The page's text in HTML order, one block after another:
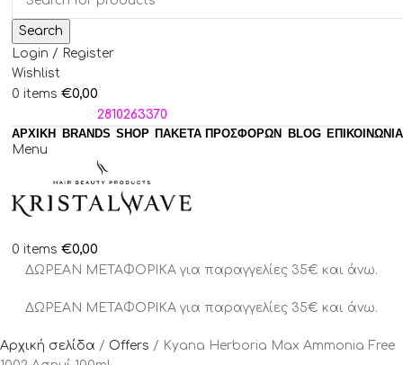
Search
Login / Register
Wishlist
0 items €0,00
2810263370
ΑΡΧΙΚΗ
BRANDS SHOP ΠΑΚΈΤΑ ΠΡΟΣΦΟΡΏΝ BLOG ΕΠΙΚΟΙΝΩΝΙΑ
Menu
0 items €0,00
ΔΩΡΕΑΝ ΜΕΤΑΦΟΡΙΚΑ για παραγγελίες 35€ και άνω.
ΔΩΡΕΑΝ ΜΕΤΑΦΟΡΙΚΑ για παραγγελίες 35€ και άνω.
Αρχική σελίδα Offers
Kyana Herboria Max Ammonia Free